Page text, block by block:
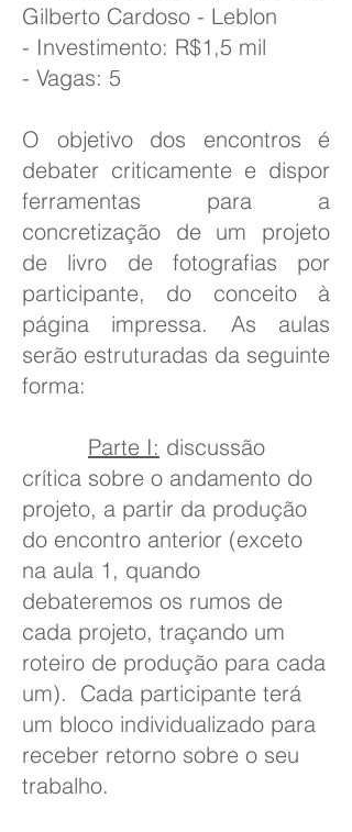
Gilberto Cardoso - Leblon
- Investimento: R$1,5 mil
- Vagas: 5
O objetivo dos encontros é
debater criticamente e dispor
ferramentas para a
concretização de um projeto
de livro de fotografias por
participante, do conceito à
página impressa. As aulas
serão estruturadas da seguinte
forma:
Parte I: discussão
crítica sobre o andamento do
projeto, a partir da produção
do encontro anterior (exceto
na aula 1, quando
debateremos os rumos de
cada projeto, traçando um
roteiro de produção para cada
um). Cada participante terá
um bloco individualizado para
receber retorno sobre o seu
trabalho.